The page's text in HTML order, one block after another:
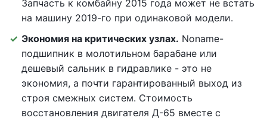
Запчасть к комбайну 2015 года может не встать
на машину 2019-го при одинаковой модели.
Экономия на критических узлах. Noname-
подшипник в молотильном барабане или
дешевый сальник в гидравлике - это не
экономия, а почти гарантированный выход из
строя смежных систем. Стоимость
восстановления двигателя Д-65 вместе с